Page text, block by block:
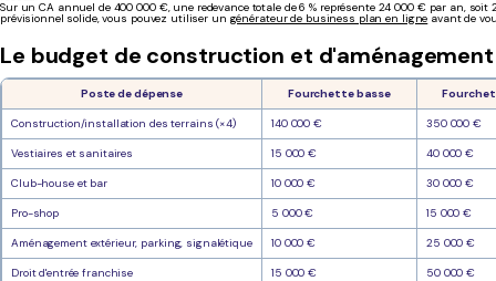
Sur un CA annuel de 400 000 €, une redevance totale de 6 % représente 24 000 € par an,
prévisionnel solide, vous pouvez utiliser un générateur de business plan en ligne avant de
Le budget de construction et d'aménagement
Poste de dépense Fourchette basse
Construction/installation des terrains (×4) 140 000 € 350 000 €
Vestiaires et sanitaires 15 000 € 40 000 €
Club-house et bar 10 000 € 30 000 €
Pro-shop 5 000 € 15 000 €
Aménagement extérieur, parking, signalétique 10 000 € 25 000 €
Droit d'entrée franchise 15 000 € 50 000 €